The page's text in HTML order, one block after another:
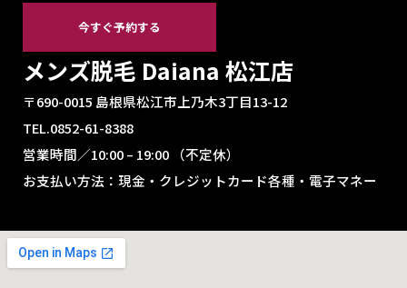
今すぐ予約する
メンズ脱毛 Daiana 松江店
〒690-0015 島根県松江市上乃木3丁目13-12
TEL.0852-61-8388
営業時間／10:00 – 19:00 （不定休）
お支払い方法：現金・クレジットカード各種・電子マネー